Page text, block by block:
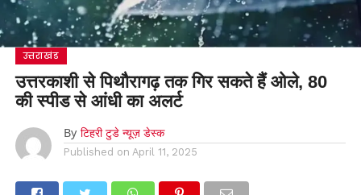
उत्तराखंड
उत्तरकाशी से पिथौरागढ़ तक गिर सकते हैं ओले, 80
की स्‍पीड से आंधी का अलर्ट
By टिहरी टुडे न्यूज़ डेस्क
Published on April 11, 2025